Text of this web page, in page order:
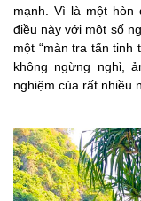
mạnh. Vì là một hòn
điều này với một số
một “màn tra tấn tinh
không ngừng nghỉ,
nghiệm của rất nhiều